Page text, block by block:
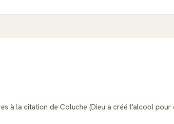
à la citation de Coluche (Dieu a créé l'alcool